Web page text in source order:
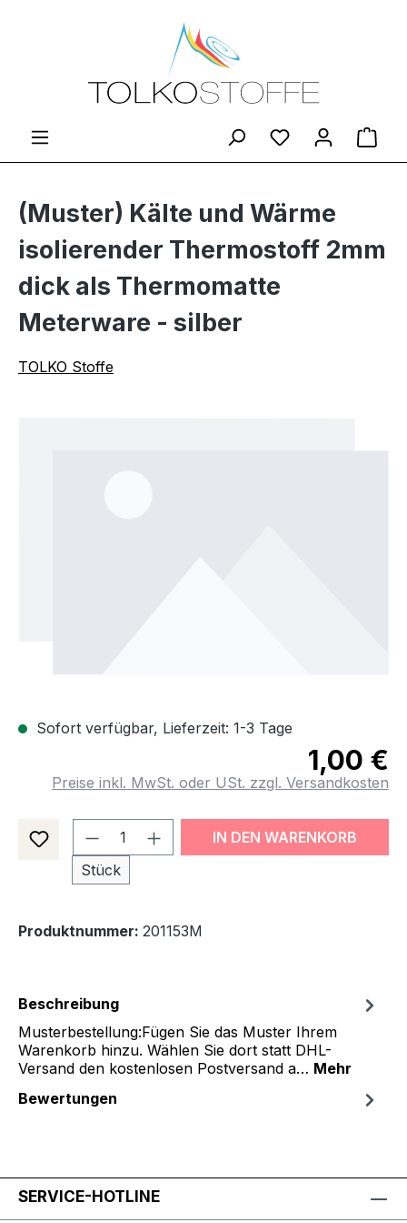
Zum Hauptinhalt springen
Du hast 0
(Muster) Kälte und Wärme
isolierender Thermostoff 2mm
dick als Thermomatte
Meterware - silber
TOLKO Stoffe
Sofort verfügbar, Lieferzeit: 1-3 Tage
1,00 €
Preise inkl. MwSt. oder USt. zzgl. Versandkosten
Produkt Anzahl: Gib den
Stück
IN DEN WARENKORB
Produktnummer: 201153M
Beschreibung
Musterbestellung:Fügen Sie das Muster Ihrem
Warenkorb hinzu. Wählen Sie dort statt DHL-
Versand den kostenlosen Postversand a… Mehr
Bewertungen
SERVICE-HOTLINE